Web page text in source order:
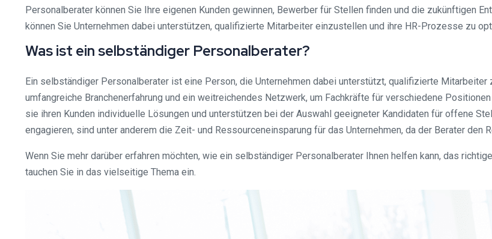
Personalberater können Sie Ihre eigenen Kunden gewinnen, Bewerber für Stellen finden und die zukünftigen
können Sie Unternehmen dabei unterstützen, qualifizierte Mitarbeiter einzustellen und ihre HR-Prozesse zu
Was ist ein selbständiger Personalberater?
Ein selbständiger Personalberater ist eine Person, die Unternehmen dabei unterstützt, qualifizierte
umfangreiche Branchenerfahrung und ein weitreichendes Netzwerk, um Fachkräfte für verschiedene
sie ihren Kunden individuelle Lösungen und unterstützen bei der Auswahl geeigneter Kandidaten für offene
engagieren, sind unter anderem die Zeit- und Ressourceneinsparung für das Unternehmen, da der Berater
Wenn Sie mehr darüber erfahren möchten, wie ein selbständiger Personalberater Ihnen helfen kann, das
tauchen Sie in das vielseitige Thema ein.